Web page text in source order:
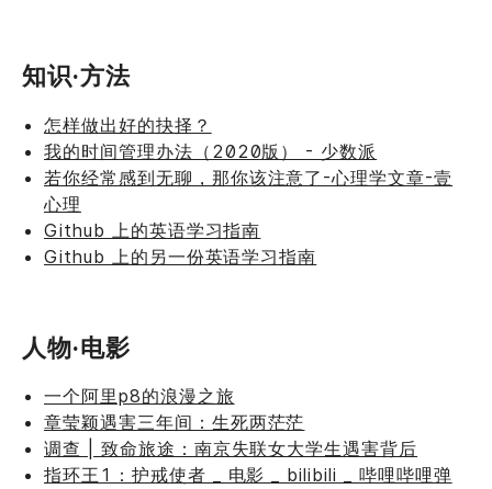
知识·方法
怎样做出好的抉择？
我的时间管理办法（2020版） - 少数派
若你经常感到无聊，那你该注意了-心理学文章-壹
心理
Github 上的英语学习指南
Github 上的另一份英语学习指南
人物·电影
一个阿里p8的浪漫之旅
章莹颖遇害三年间：生死两茫茫
调查 | 致命旅途：南京失联女大学生遇害背后
指环王1：护戒使者 _ 电影 _ bilibili _ 哔哩哔哩弹